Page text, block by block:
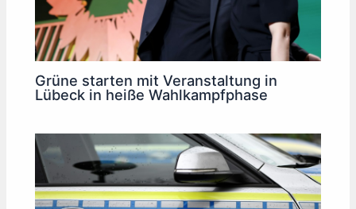
Grüne starten mit Veranstaltung in
Lübeck in heiße Wahlkampfphase